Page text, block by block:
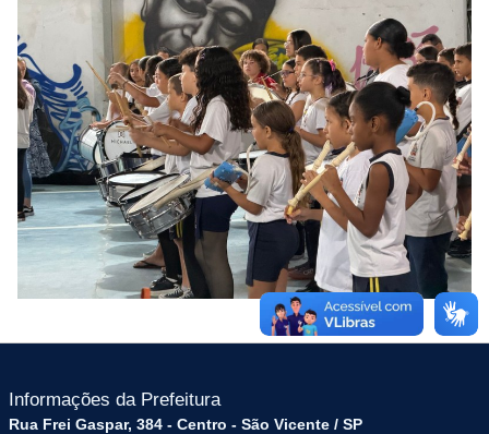
Informações da Prefeitura
Rua Frei Gaspar, 384 - Centro - São Vicente / SP